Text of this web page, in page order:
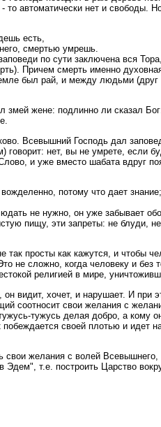
автоматически нет и свободы.
есть,
смертью умрешь.
по сути заключена вся
Причем смерть именно
был рай, и между людьми
жене: подлинно ли сказал
Всевышний Господь дал
говорит: нет, вы не умрете, если
и уже вместо шабата вдруг
потому что дает
не нужно, он уже забывает
пищу, эти запреты: не блуди,
просты как кажутся, и чтобы
сложно, когда человеку и без
религией в мире,
видит, хочет, и нарушает. И при
соотносит свои желания с
тужусь делая добро, а кому
побеждается своей плотью и идет
желания с волей Всевышнего,
т.е. построить Царство